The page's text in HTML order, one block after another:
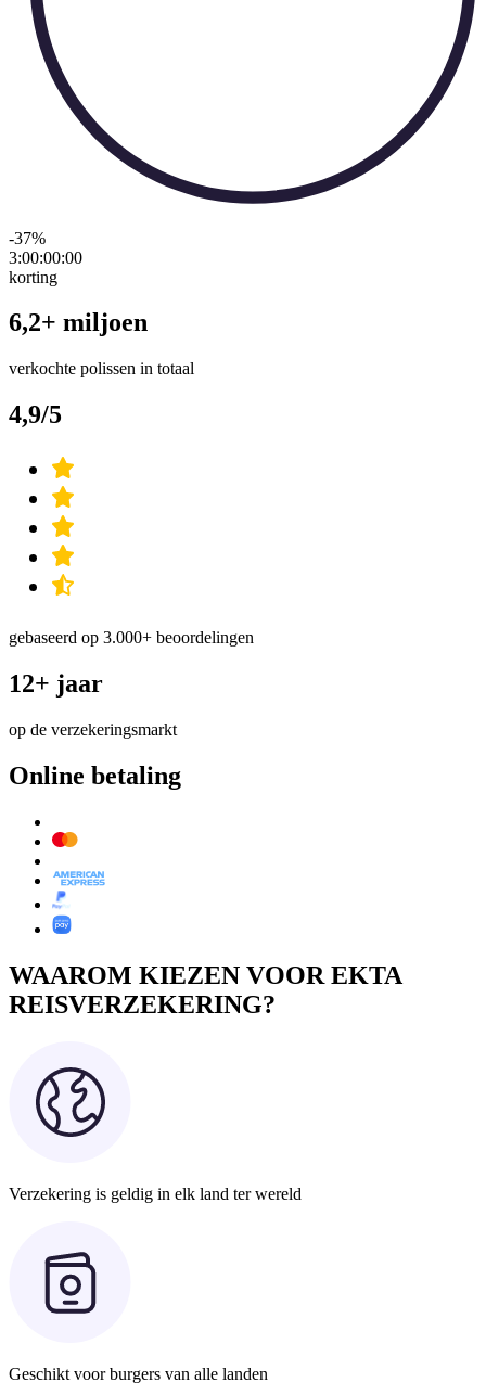
-37%
3:00:00:00
korting
6,2+ miljoen
verkochte polissen in totaal
4,9/5
gebaseerd op 3.000+ beoordelingen
12+ jaar
op de verzekeringsmarkt
Online betaling
WAAROM KIEZEN VOOR EKTA
REISVERZEKERING?
Verzekering is geldig in elk land ter wereld
Geschikt voor burgers van alle landen